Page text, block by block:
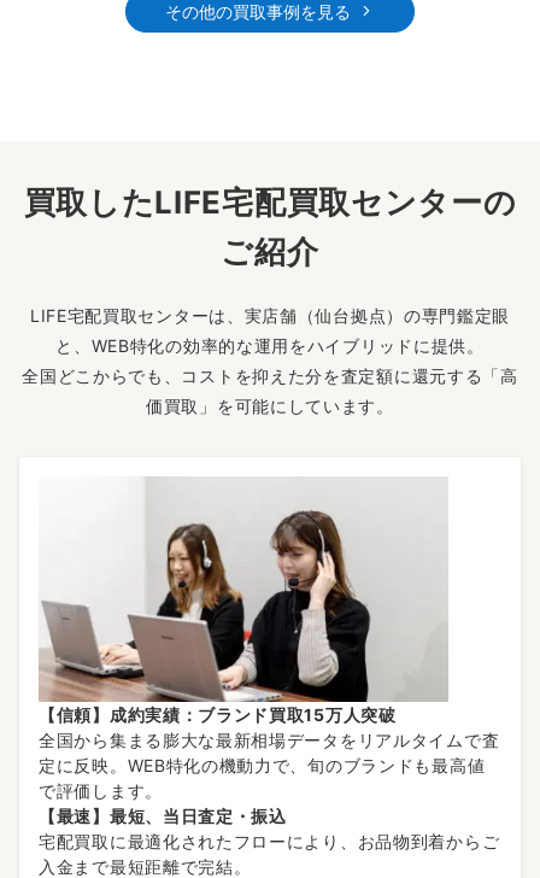
その他の買取事例を見る
買取したLIFE宅配買取センターの
ご紹介
LIFE宅配買取センターは、実店舗（仙台拠点）の専門鑑定眼
と、WEB特化の効率的な運用をハイブリッドに提供。
全国どこからでも、コストを抑えた分を査定額に還元する「高
価買取」を可能にしています。
【信頼】成約実績：ブランド買取15万人突破
全国から集まる膨大な最新相場データをリアルタイムで査
定に反映。WEB特化の機動力で、旬のブランドも最高値
で評価します。
【最速】最短、当日査定・振込
宅配買取に最適化されたフローにより、お品物到着からご
入金まで最短距離で完結。